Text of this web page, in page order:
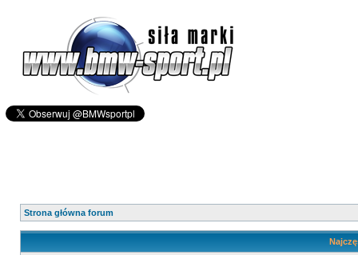
Strona główna forum